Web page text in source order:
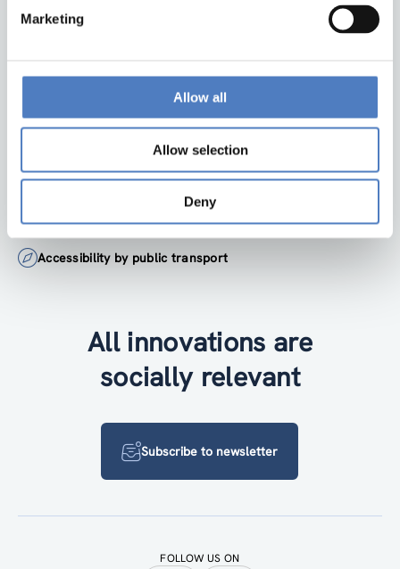
Marketing
Allow all
Allow selection
Deny
ZSI
Zentrum für Soziale Innovation GmbH
1150 Wien
Google Maps
institute@zsi.at
Accessibility by public transport
All innovations are
socially relevant
Subscribe to newsletter
FOLLOW US ON